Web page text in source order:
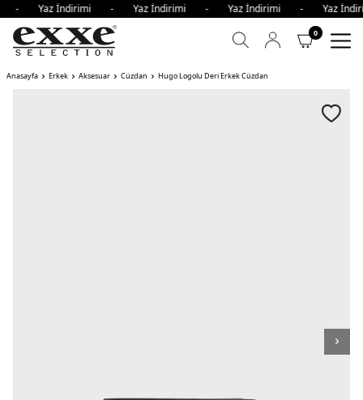
- Yaz İndirimi - Yaz İndirimi - Yaz İndirimi -
0
Anasayfa Erkek Aksesuar Cüzdan Hugo Logolu Deri Erkek Cüzdan